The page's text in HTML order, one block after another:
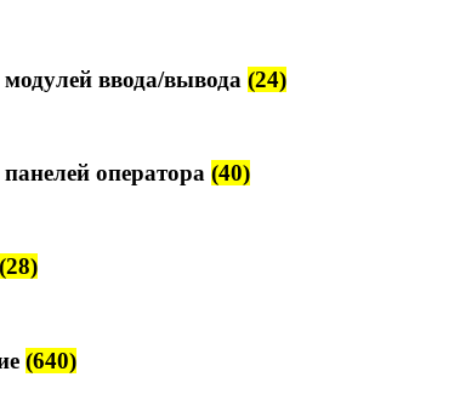
ввода/вывода (24)
оператора (40)
(28)
(640)